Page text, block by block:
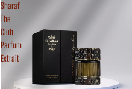
Sharaf
The
Club
Parfum
Extrait